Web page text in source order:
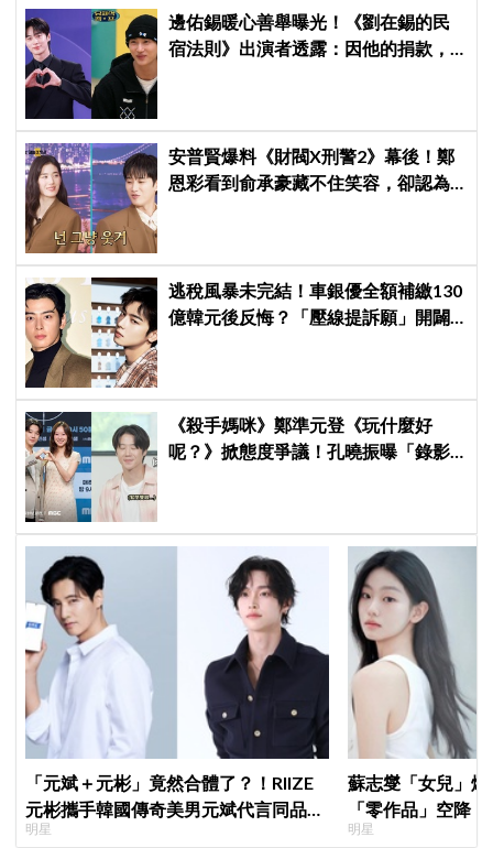
邊佑錫暖心善舉曝光！《劉在錫的民
宿法則》出演者透露：因他的捐款，
安普賢爆料《財閥X刑警2》幕後！鄭
恩彩看到俞承豪藏不住笑容，卻認為
逃稅風暴未完結！車銀優全額補繳130
億韓元後反悔？「壓線提訴願」開闢
《殺手媽咪》鄭準元登《玩什麼好
呢？》掀態度爭議！孔曉振曝「錄影
「元斌＋元彬」竟然合體了？！RIIZE
元彬攜手韓國傳奇美男元斌代言同品
牌，韓網瘋喊：兩個帥哥來了！
明星
蘇志燮「女兒」
「零作品」空降
片被挖出網驚呆
明星